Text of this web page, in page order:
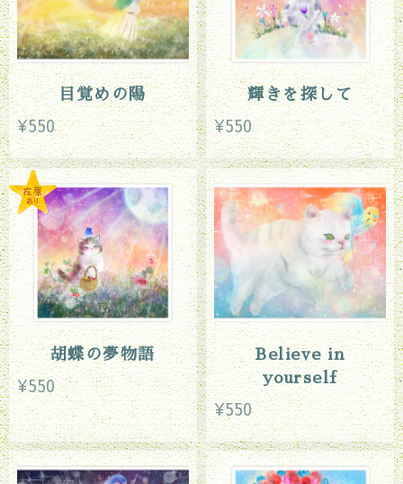
目覚めの陽
¥550
輝きを探して
¥550
胡蝶の夢物語
¥550
Believe in
yourself
¥550